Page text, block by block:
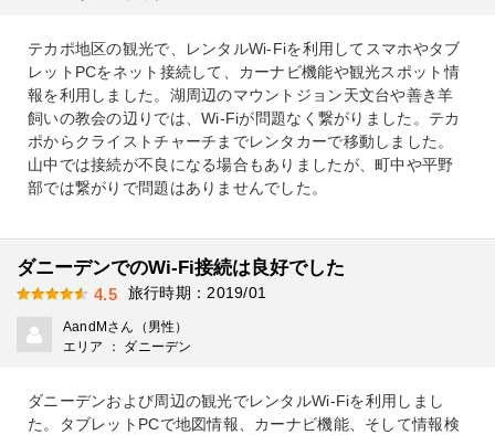
テカポ地区の観光で、レンタルWi-Fiを利用してスマホやタブ
レットPCをネット接続して、カーナビ機能や観光スポット情
報を利用しました。湖周辺のマウントジョン天文台や善き羊
飼いの教会の辺りでは、Wi-Fiが問題なく繋がりました。テカ
ポからクライストチャーチまでレンタカーで移動しました。
山中では接続が不良になる場合もありましたが、町中や平野
部では繋がりで問題はありませんでした。
ダニーデンでのWi-Fi接続は良好でした
4.5 旅行時期：2019/01
AandMさん（男性）
エリア ： ダニーデン
ダニーデンおよび周辺の観光でレンタルWi-Fiを利用しまし
た。タブレットPCで地図情報、カーナビ機能、そして情報検